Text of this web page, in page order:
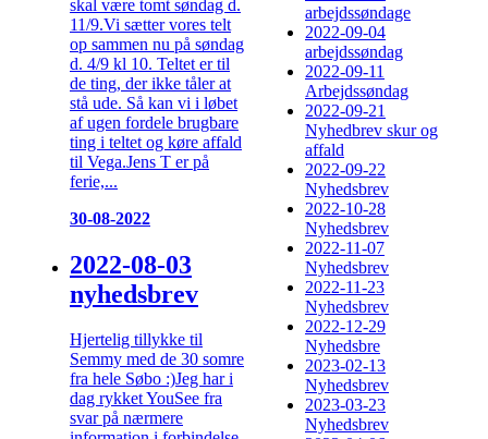
skal være tomt søndag d.
11/9.Vi sætter vores telt
op sammen nu på søndag
d. 4/9 kl 10. Teltet er til
de ting, der ikke tåler at
stå ude. Så kan vi i løbet
af ugen fordele brugbare
ting i teltet og køre affald
til Vega.Jens T er på
ferie,...
30-08-2022
2022-08-03
nyhedsbrev
Hjertelig tillykke til
Semmy med de 30 somre
fra hele Søbo :)Jeg har i
dag rykket YouSee fra
svar på nærmere
arbejdssøndage
2022-09-04
arbejdssøndag
2022-09-11
Arbejdssøndag
2022-09-21
Nyhedbrev skur og
affald
2022-09-22
Nyhedsbrev
2022-10-28
Nyhedsbrev
2022-11-07
Nyhedsbrev
2022-11-23
Nyhedsbrev
2022-12-29
Nyhedsbre
2023-02-13
Nyhedsbrev
2023-03-23
Nyhedsbrev